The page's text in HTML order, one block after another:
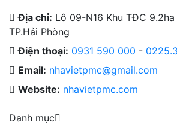
Địa chỉ: Lô 09-N16 Khu TĐC
TP.Hải Phòng
Điện thoại: 0931 590 000 -
Email: nhavietpmc@gmail.com
Website: nhavietpmc.com
Danh mục